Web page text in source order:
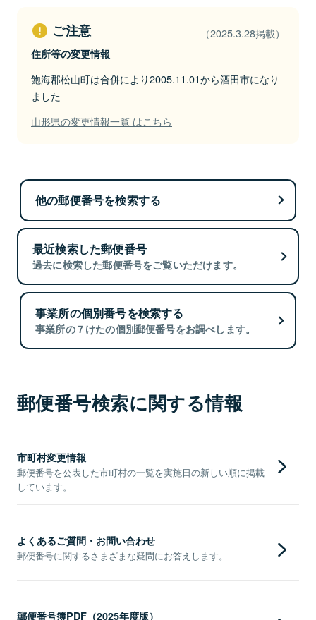
ご注意 （2025.3.28掲載）
住所等の変更情報
飽海郡松山町は合併により2005.11.01から酒田市になり
ました
山形県の変更情報一覧 はこちら
他の郵便番号を検索する
最近検索した郵便番号
過去に検索した郵便番号をご覧いただけます。
事業所の個別番号を検索する
事業所の７けたの個別郵便番号をお調べします。
郵便番号検索に関する情報
市町村変更情報
郵便番号を公表した市町村の一覧を実施日の新しい順に掲載
しています。
よくあるご質問・お問い合わせ
郵便番号に関するさまざまな疑問にお答えします。
郵便番号簿PDF（2025年度版）